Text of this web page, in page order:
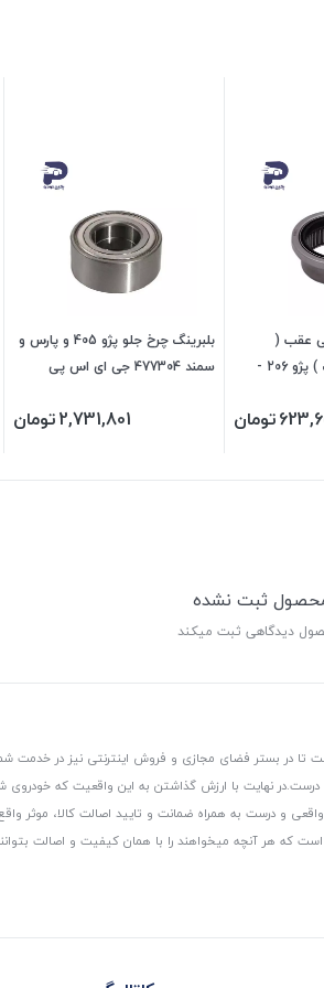
عقب (
بلبرینگ ژامبون بزرگ ) پژو 206 -
تومان
بلبرینگ چرخ جلو پژو 405 و پارس و
سمند 477304 جی ای اس پی
2,731,801تومان
محصول ثبت نشده
دیدگاهی ثبت میکند
تا در بستر فضای مجازی و فروش اینترنتی نیز در خدمت
درست.در نهایت با ارزش گذاشتن به این واقعیت که
و درست به همراه ضمانت و تایید اصالت کالا،
که هر آنچه میخواهند را با همان کیفیت و اصالت